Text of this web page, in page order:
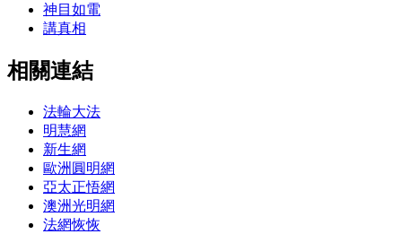
神目如電
講真相
相關連結
法輪大法
明慧網
新生網
歐洲圓明網
亞太正悟網
澳洲光明網
法網恢恢